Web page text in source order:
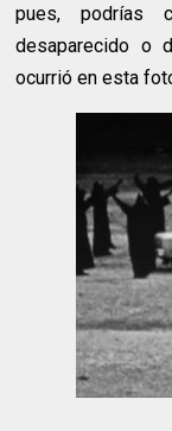
pues, podrías
desaparecido o
ocurrió en esta